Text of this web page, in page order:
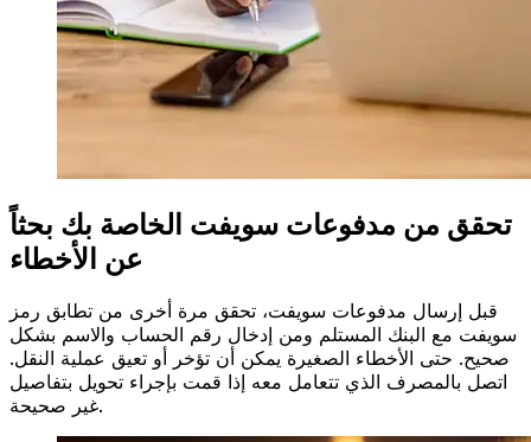
تحقق من مدفوعات سويفت الخاصة بك بحثاً
عن الأخطاء
قبل إرسال مدفوعات سويفت، تحقق مرة أخرى من تطابق رمز
سويفت مع البنك المستلم ومن إدخال رقم الحساب والاسم بشكل
صحيح. حتى الأخطاء الصغيرة يمكن أن تؤخر أو تعيق عملية النقل.
اتصل بالمصرف الذي تتعامل معه إذا قمت بإجراء تحويل بتفاصيل
غير صحيحة.